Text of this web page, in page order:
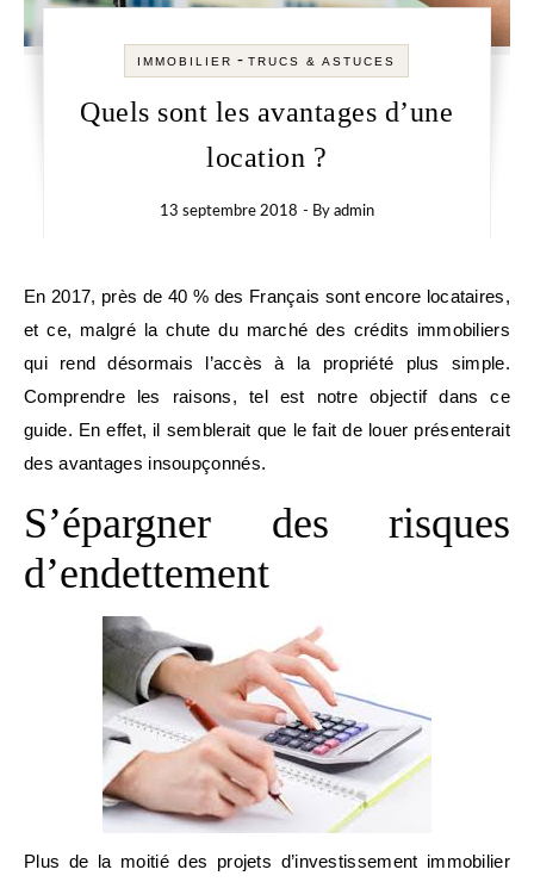
IMMOBILIER -TRUCS & ASTUCES
Quels sont les avantages d’une
location ?
13 septembre 2018 - By admin
En 2017, près de 40 % des Français sont encore locataires,
et ce, malgré la chute du marché des crédits immobiliers
qui rend désormais l’accès à la propriété plus simple.
Comprendre les raisons, tel est notre objectif dans ce
guide. En effet, il semblerait que le fait de louer présenterait
des avantages insoupçonnés.
S’épargner des risques
d’endettement
Plus de la moitié des projets d’investissement immobilier